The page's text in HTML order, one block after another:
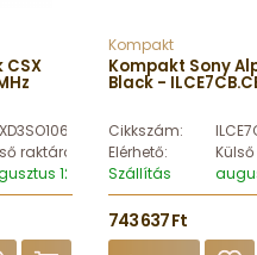
CSX
2R8-4GB
raktáron
12, szerda
Kompakt
Kompakt Sony
Black -
Cikkszám:
Elérhető:
Külső
Szállítás
743 637 Ft